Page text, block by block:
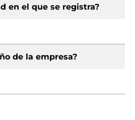
en el que se registra?
de la empresa?